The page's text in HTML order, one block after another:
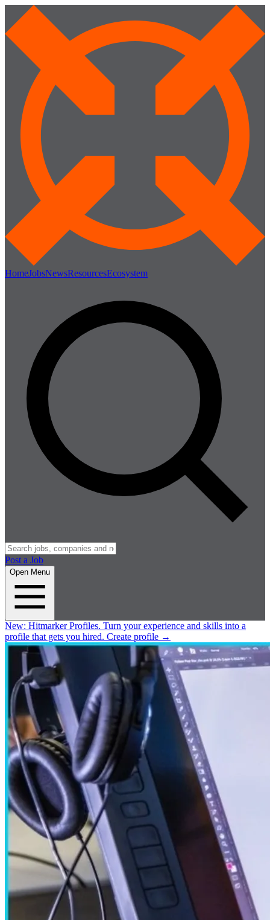
HomeJobsNewsResourcesEcosystem
Post a Job
Open Menu
New: Hitmarker Profiles. Turn your experience and skills into a
profile that gets you hired. Create profile →